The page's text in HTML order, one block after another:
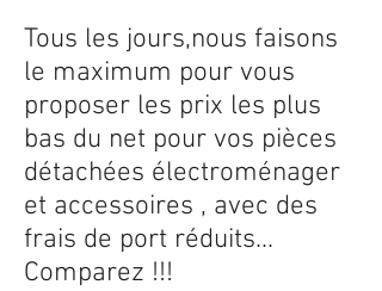
Tous les jours,nous faisons
le maximum pour vous
proposer les prix les plus
bas du net pour vos pièces
détachées électroménager
et accessoires , avec des
frais de port réduits...
Comparez !!!